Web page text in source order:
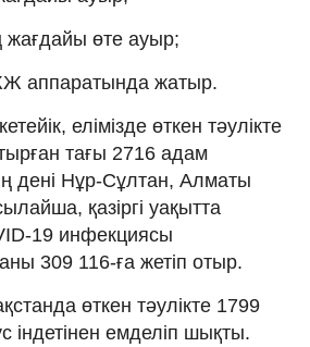
жағдайы өте ауыр;
аппаратында жатыр.
елімізде өткен тәулікте
тағы 2716 адам
дені Нұр-Сұлтан, Алматы
қазіргі уақытта
19 инфекциясы
309 116-ға жетіп отыр.
өткен тәулікте 1799
індетінен емделіп шықты.